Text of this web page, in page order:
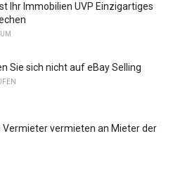
Ihr Immobilien UVP Einzigartiges
Sie sich nicht auf eBay Selling
Vermieter vermieten an Mieter der